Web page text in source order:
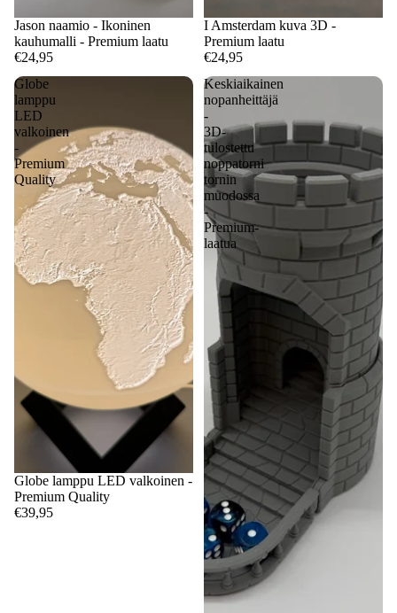
Jason naamio - Ikoninen
kauhumalli - Premium laatu
€24,95
I Amsterdam kuva 3D -
Premium laatu
€24,95
Globe
lamppu
LED
valkoinen
-
Premium
Quality
Globe lamppu LED valkoinen -
Premium Quality
€39,95
Keskiaikainen
nopanheittäjä
-
3D-
tulostettu
noppatorni
tornin
muodossa
-
Premium-
laatua